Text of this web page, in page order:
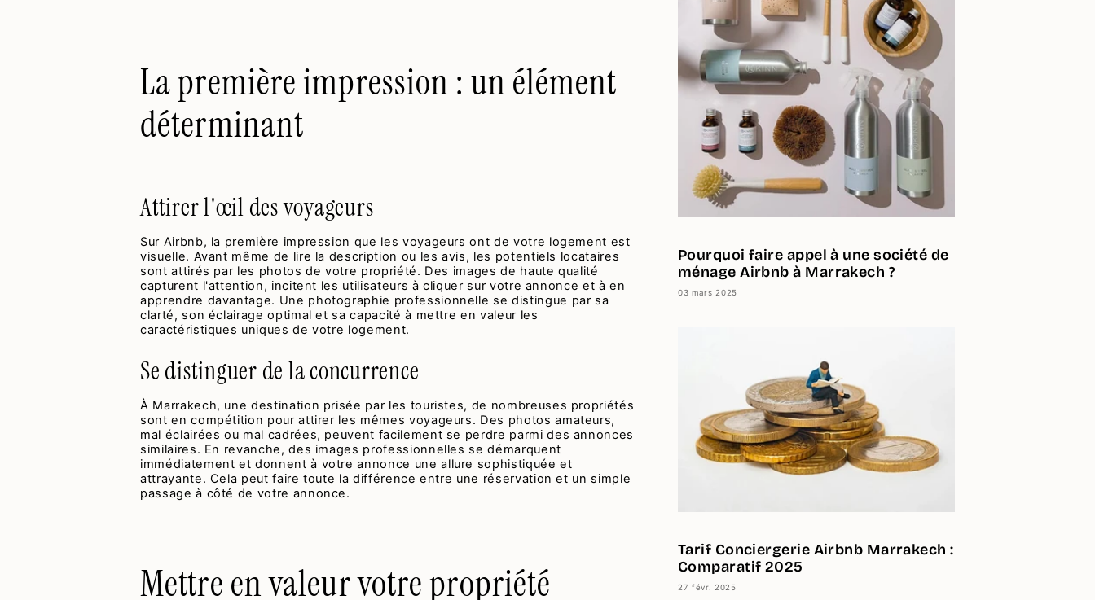
La première impression : un élément
déterminant
Attirer l'œil des voyageurs
Sur Airbnb, la première impression que les voyageurs ont de votre logement est
visuelle. Avant même de lire la description ou les avis, les potentiels locataires
sont attirés par les photos de votre propriété. Des images de haute qualité
capturent l'attention, incitent les utilisateurs à cliquer sur votre annonce et à en
apprendre davantage. Une photographie professionnelle se distingue par sa
clarté, son éclairage optimal et sa capacité à mettre en valeur les
caractéristiques uniques de votre logement.
Se distinguer de la concurrence
À Marrakech, une destination prisée par les touristes, de nombreuses propriétés
sont en compétition pour attirer les mêmes voyageurs. Des photos amateurs,
mal éclairées ou mal cadrées, peuvent facilement se perdre parmi des annonces
similaires. En revanche, des images professionnelles se démarquent
immédiatement et donnent à votre annonce une allure sophistiquée et
attrayante. Cela peut faire toute la différence entre une réservation et un simple
passage à côté de votre annonce.
Mettre en valeur votre propriété
Pourquoi faire appel à une société de
ménage Airbnb à Marrakech ?
03 mars 2025
Tarif Conciergerie Airbnb Marrakech :
Comparatif 2025
27 févr. 2025